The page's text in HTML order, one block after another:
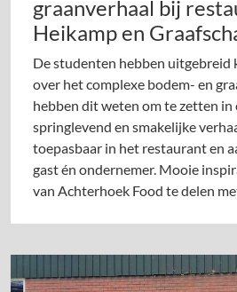
graanverhaal bij
Heikamp en
De studenten hebben uitgebreid
over het complexe bodem- en
hebben dit weten om te zetten in
springlevend en smakelijke
toepasbaar in het restaurant en
gast én ondernemer. Mooie
van Achterhoek Food te delen